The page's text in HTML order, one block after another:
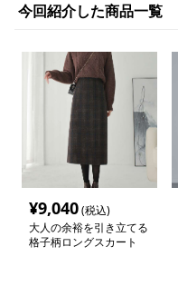
今回紹介した商品一覧
¥9,040(税込)
大人の余裕を引き立てる
格子柄ロングスカート